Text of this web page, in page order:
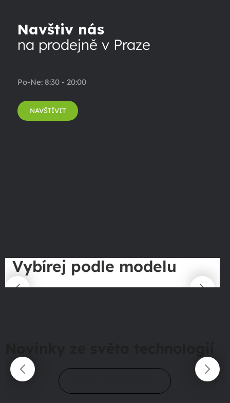
Navštiv nás
na prodejně v Praze
Po-Ne: 8:30 - 20:00
NAVŠTÍVIT
Vybírej podle modelu